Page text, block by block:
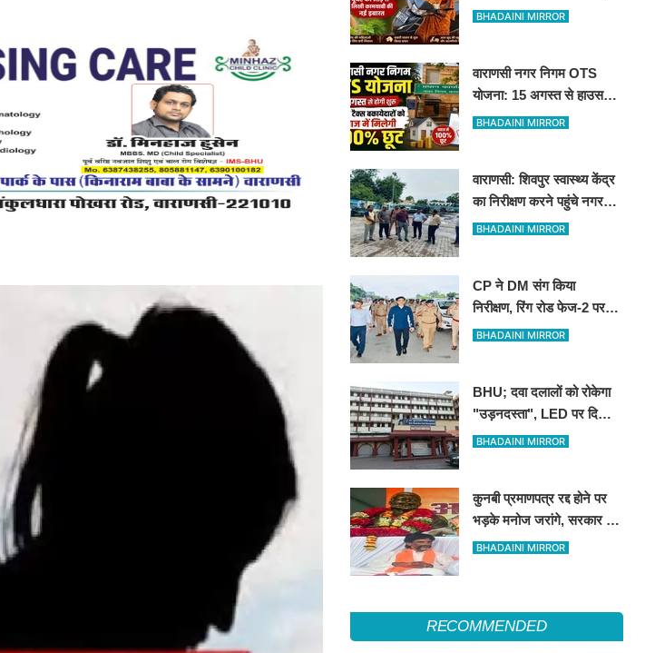
की आड़ से लिखी कामयाबी की
BHADAINI MIRROR
वाराणसी नगर निगम OTS
योजना: 15 अगस्त से हाउस
टैक्स बकायेदारों को ब्याज में
BHADAINI MIRROR
वाराणसी: शिवपुर स्वास्थ्य केंद्र
का निरीक्षण करने पहुंचे नगर
आयुक्त
BHADAINI MIRROR
CP ने DM संग किया
निरीक्षण, रिंग रोड फेज-2 पर
एक लेन कांवड़ियों के लिए
BHADAINI MIRROR
BHU; दवा दलालों को रोकेगा
"उड़नदस्ता", LED पर दिखाई
जाएगी फर्जीवाड़ा करने वालों की
BHADAINI MIRROR
कुनबी प्रमाणपत्र रद्द होने पर
भड़के मनोज जरांगे, सरकार पर
लगाया साजिश का आरोप
BHADAINI MIRROR
RECOMMENDED